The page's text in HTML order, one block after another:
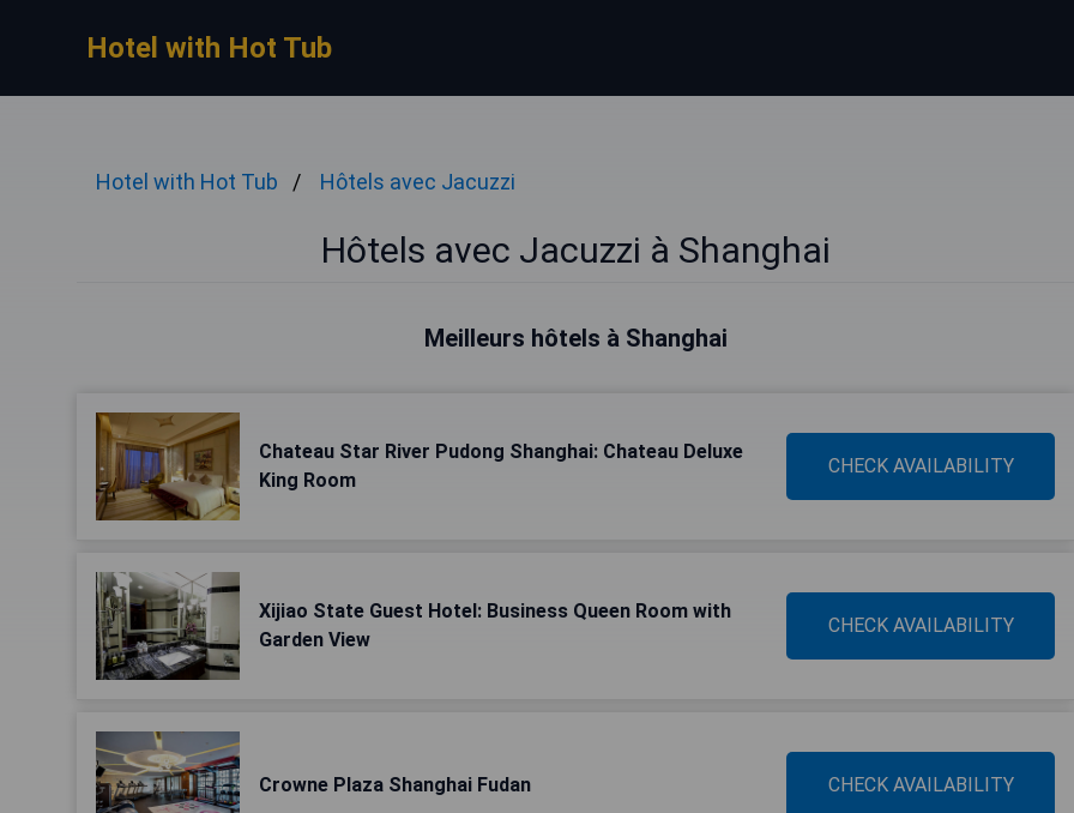
Hotel with Hot Tub
Hotel with Hot Tub Hôtels avec Jacuzzi
Hôtels avec Jacuzzi à Shanghai
Meilleurs hôtels à Shanghai
Chateau Star River Pudong Shanghai: Chateau Deluxe
King Room
CHECK AVAILABILITY
Xijiao State Guest Hotel: Business Queen Room with
Garden View
CHECK AVAILABILITY
Crowne Plaza Shanghai Fudan CHECK AVAILABILITY